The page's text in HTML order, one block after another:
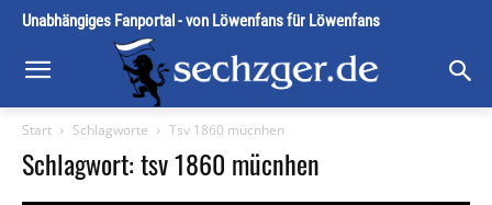
Unabhängiges Fanportal - von Löwenfans für Löwenfans
Start Schlagworte Tsv 1860 mücnhen
Schlagwort: tsv 1860 mücnhen